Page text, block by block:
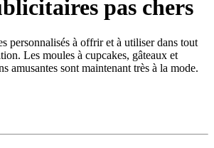
pas chers
personnalisés à offrir et à utiliser dans tout
Les moules à cupcakes, gâteaux et
amusantes sont maintenant très à la mode.